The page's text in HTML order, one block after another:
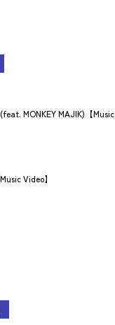
MONKEY MAJIK)【Music
Video】